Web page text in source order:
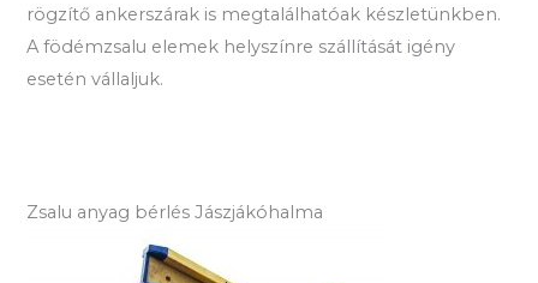
rögzítő ankerszárak is megtalálhatóak készletünkben.
A födémzsalu elemek helyszínre szállítását igény
esetén vállaljuk.
Zsalu anyag bérlés Jászjákóhalma